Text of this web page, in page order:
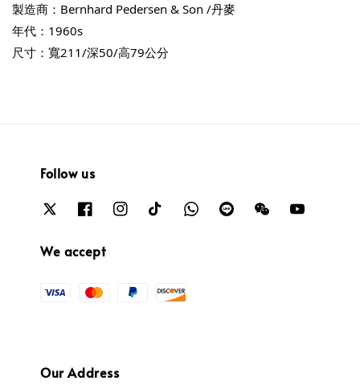
製造商：Bernhard Pedersen & Son /丹麥
年代：1960s
尺寸：寬211/深50/高79公分
Follow us
We accept
Our Address